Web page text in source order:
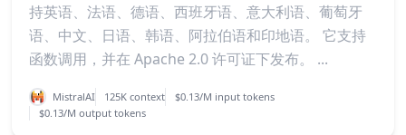
持英语、法语、德语、西班牙语、意大利语、葡萄牙
语、中文、日语、韩语、阿拉伯语和印地语。 它支持
函数调用，并在 Apache 2.0 许可证下发布。 ...
MistralAI 125K context
$0.13/M input tokens
$0.13/M output tokens